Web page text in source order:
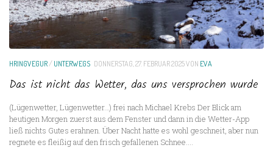
HRINGVEGUR/UNTERWEGS DONNERSTAG, 27. FEBRUAR 2025VON EVA
Das ist nicht das Wetter, das uns versprochen wurde
(Lügenwetter, Lügenwetter…) frei nach Michael Krebs Der Blick am
heutigen Morgen zuerst aus dem Fenster und dann in die Wetter-App
ließ nichts Gutes erahnen. Über Nacht hatte es wohl geschneit, aber nun
regnete es fleißig auf den frisch gefallenen Schnee....